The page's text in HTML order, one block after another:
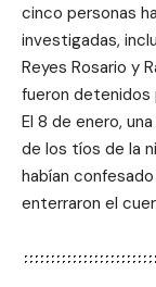
cinco personas
investigadas,
Reyes Rosario y
fueron detenidos
El 8 de enero,
de los tíos de la
habían
enterraron el